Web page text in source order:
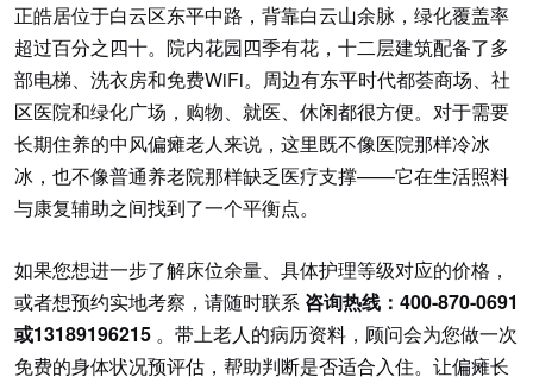
正皓居位于白云区东平中路，背靠白云山余脉，绿化覆盖率
超过百分之四十。院内花园四季有花，十二层建筑配备了多
部电梯、洗衣房和免费WiFi。周边有东平时代都荟商场、社
区医院和绿化广场，购物、就医、休闲都很方便。对于需要
长期住养的中风偏瘫老人来说，这里既不像医院那样冷冰
冰，也不像普通养老院那样缺乏医疗支撑——它在生活照料
与康复辅助之间找到了一个平衡点。
如果您想进一步了解床位余量、具体护理等级对应的价格，
或者想预约实地考察，请随时联系 咨询热线：400-870-0691
或13189196215 。带上老人的病历资料，顾问会为您做一次
免费的身体状况预评估，帮助判断是否适合入住。让偏瘫长